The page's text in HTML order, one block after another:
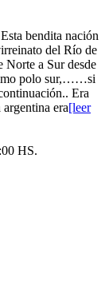
bendita nación
del Río de
Norte a Sur desde
polo sur,……si
Era
era[leer
HS.